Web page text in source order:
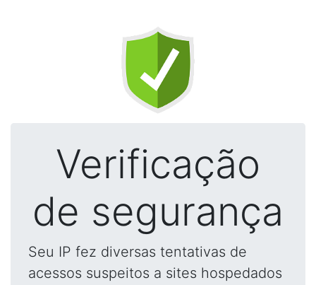
Verificação
de segurança
Seu IP fez diversas tentativas de
acessos suspeitos a sites hospedados